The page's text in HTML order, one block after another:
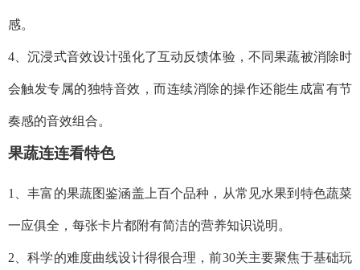
感。
4、沉浸式音效设计强化了互动反馈体验，不同果蔬被消除时
会触发专属的独特音效，而连续消除的操作还能生成富有节
奏感的音效组合。
果蔬连连看特色
1、丰富的果蔬图鉴涵盖上百个品种，从常见水果到特色蔬菜
一应俱全，每张卡片都附有简洁的营养知识说明。
2、科学的难度曲线设计得很合理，前30关主要聚焦于基础玩